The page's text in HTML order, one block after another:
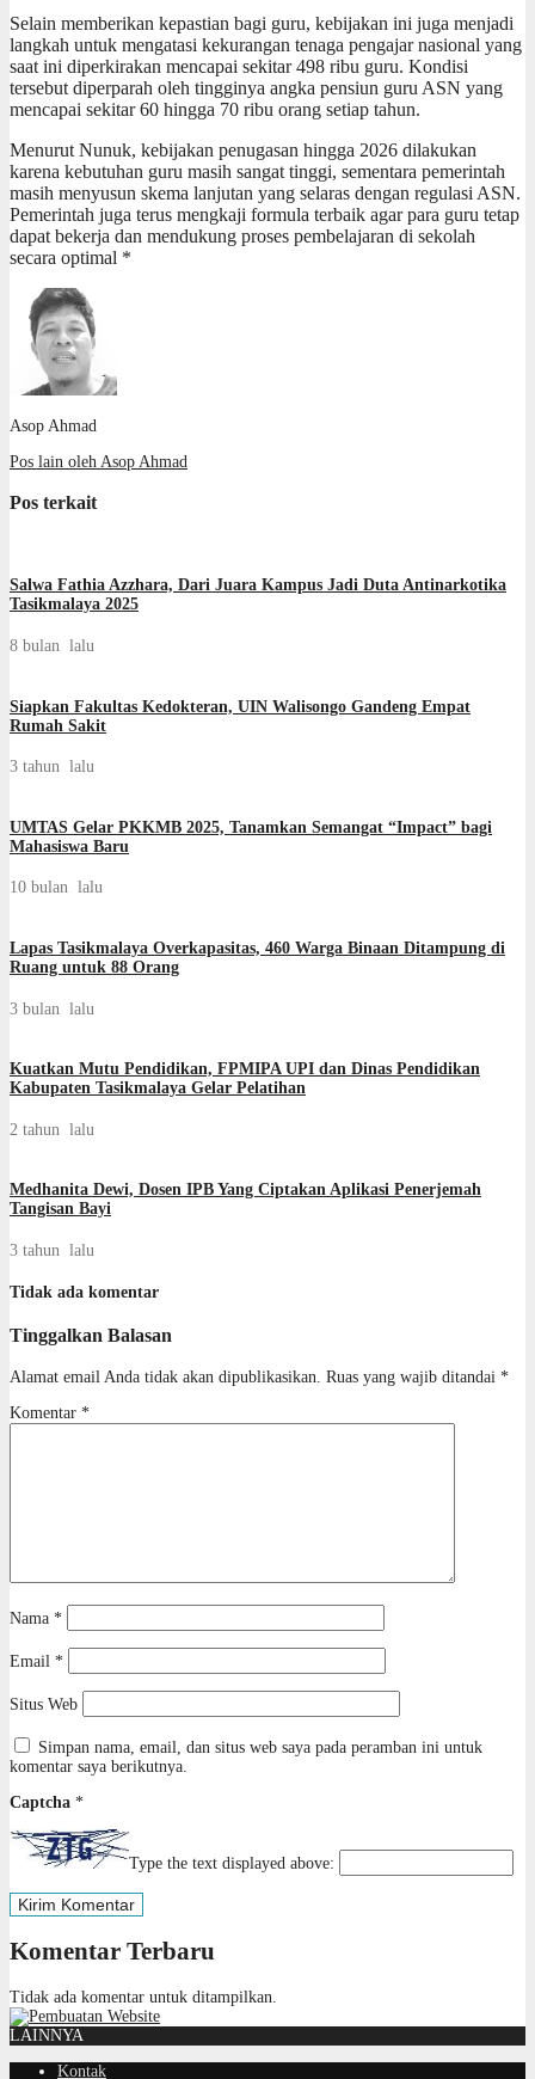
Selain memberikan kepastian bagi guru, kebijakan ini juga menjadi
langkah untuk mengatasi kekurangan tenaga pengajar nasional yang
saat ini diperkirakan mencapai sekitar 498 ribu guru. Kondisi
tersebut diperparah oleh tingginya angka pensiun guru ASN yang
mencapai sekitar 60 hingga 70 ribu orang setiap tahun.
Menurut Nunuk, kebijakan penugasan hingga 2026 dilakukan
karena kebutuhan guru masih sangat tinggi, sementara pemerintah
masih menyusun skema lanjutan yang selaras dengan regulasi ASN.
Pemerintah juga terus mengkaji formula terbaik agar para guru tetap
dapat bekerja dan mendukung proses pembelajaran di sekolah
secara optimal *
Asop Ahmad
Pos lain oleh Asop Ahmad
Pos terkait
Salwa Fathia Azzhara, Dari Juara Kampus Jadi Duta Antinarkotika
Tasikmalaya 2025
8 bulan lalu
Siapkan Fakultas Kedokteran, UIN Walisongo Gandeng Empat
Rumah Sakit
3 tahun lalu
UMTAS Gelar PKKMB 2025, Tanamkan Semangat “Impact” bagi
Mahasiswa Baru
10 bulan lalu
Lapas Tasikmalaya Overkapasitas, 460 Warga Binaan Ditampung di
Ruang untuk 88 Orang
3 bulan lalu
Kuatkan Mutu Pendidikan, FPMIPA UPI dan Dinas Pendidikan
Kabupaten Tasikmalaya Gelar Pelatihan
2 tahun lalu
Medhanita Dewi, Dosen IPB Yang Ciptakan Aplikasi Penerjemah
Tangisan Bayi
3 tahun lalu
Tidak ada komentar
Tinggalkan Balasan
Alamat email Anda tidak akan dipublikasikan. Ruas yang wajib ditandai *
Komentar *
Nama *
Email *
Situs Web
Simpan nama, email, dan situs web saya pada peramban ini untuk
komentar saya berikutnya.
Captcha *
Type the text displayed above:
Komentar Terbaru
Tidak ada komentar untuk ditampilkan.
LAINNYA
Kontak